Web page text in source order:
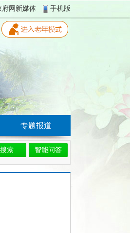
府网新媒体 手机版
专题报道
智能问答